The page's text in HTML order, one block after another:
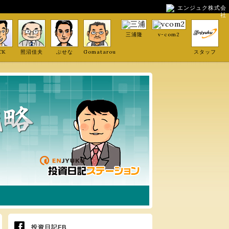
エンジュク株式会
社
照沼佳夫 ぶせな Gomatarou
三浦隆 v-com2
スタッフ
投資日記FB